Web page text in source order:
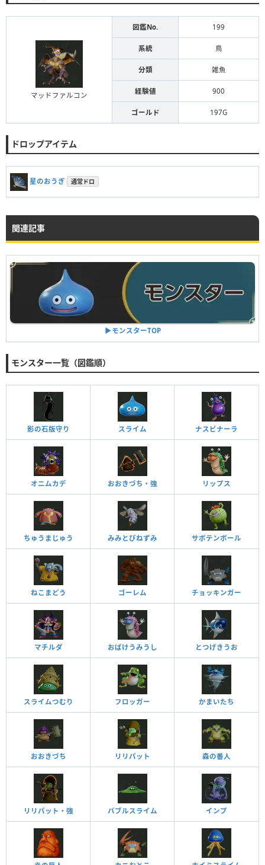
マッドファルコン
図鑑No. 199
系統 鳥
分類 雑魚
経験値 900
ゴールド 197G
ドロップアイテム
星のおうぎ 通常ドロ
関連記事
▶︎モンスターTOP
モンスター一覧（図鑑順）
影の石版守り スライム ナスビナーラ
オニムカデ おおきづち・強 リップス
ちゅうまじゅう みみとびねずみ サボテンボール
ねこまどう ゴーレム チョッキンガー
マチルダ おばけうみうし とつげきうお
スライムつむり フロッガー かまいたち
おおきづち リリパット 森の番人
リリパット・強 バブルスライム インプ